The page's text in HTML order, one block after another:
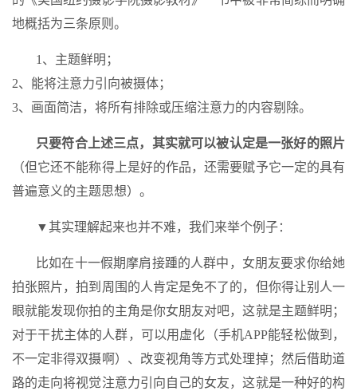
地概括为三条原则。
1、主题鲜明；
2、能将注意力引向被摄体；
3、画面简洁，将所有排除或压缩注意力的内容剔除。
只要符合上述三点，其实就可以被认定是一张好的照片
（但它还不能称得上是好的作品，还需要赋予它一定的具有
普遍意义的主题思想）。
▼其实理解起来也并不难，我们来举个例子：
比如在十一假期摩肩接踵的人群中，女朋友要求你给她
拍张照片，拍到周围的人肯定是免不了的，但你得让别人一
眼就能发现你拍的主角是你女朋友对吧，这就是主题鲜明；
对于干扰主体的人群，可以用虚化（手机APP能轻松做到，
不一定非得双摄啊）、改变视角等方式处理掉；然后借助道
路的走向将视觉注意力引向自己的女友，这就是一种好的构